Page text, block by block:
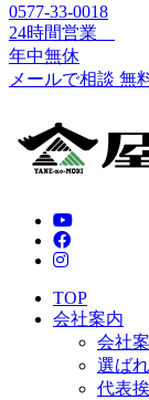
0577-33-0018
24時間営業
年中無休
メールで相談 無
TOP
会社案内
会社
選ば
代表